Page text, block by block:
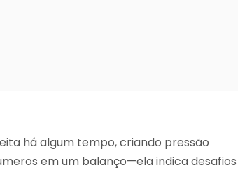
há algum tempo, criando pressão
em um balanço—ela indica desafios